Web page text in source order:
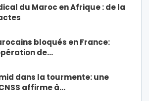
du Maroc en Afrique : de la
bloqués en France:
de…
dans la tourmente: une
affirme à…